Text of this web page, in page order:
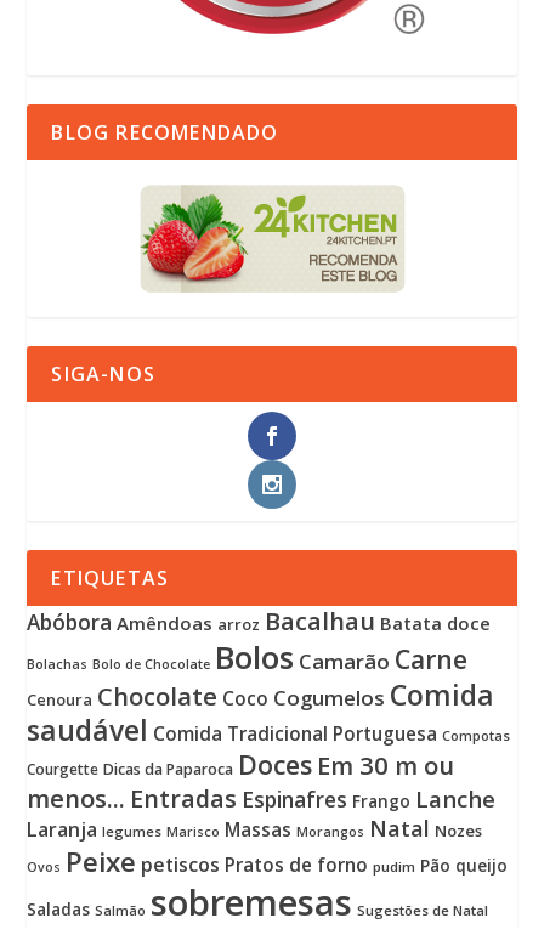
BLOG RECOMENDADO
SIGA-NOS
ETIQUETAS
Abóbora Amêndoas arroz Bacalhau Batata doce
Bolachas Bolo de Chocolate Bolos Camarão Carne
Cenoura Chocolate Coco Cogumelos Comida
saudável Comida Tradicional Portuguesa Compotas
Courgette Dicas da Paparoca Doces Em 30 m ou
menos... Entradas Espinafres Frango Lanche
Laranja legumes Marisco Massas Morangos Natal Nozes
Ovos Peixe petiscos Pratos de forno pudim Pão queijo
Saladas Salmão sobremesas Sugestões de Natal